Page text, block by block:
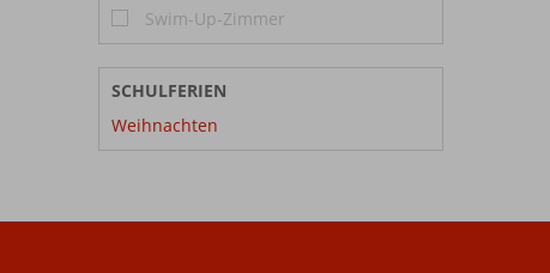
Swim-Up-Zimmer
SCHULFERIEN
Weihnachten